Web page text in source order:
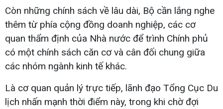
Còn những chính sách về lâu dài, Bộ cần lắng nghe
thêm từ phía cộng đồng doanh nghiệp, các cơ
quan thẩm định của Nhà nước để trình Chính phủ
có một chính sách căn cơ và cân đối chung giữa
các nhóm ngành kinh tế khác.
Là cơ quan quản lý trực tiếp, lãnh đạo Tổng Cục Du
lịch nhấn mạnh thời điểm này, trong khi chờ đợi